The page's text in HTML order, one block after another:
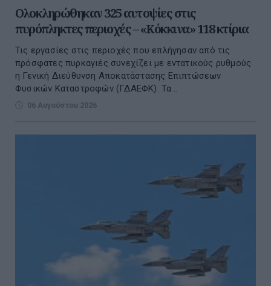
Ολοκληρώθηκαν 325 αυτοψίες στις
πυρόπληκτες περιοχές – «Κόκκινα» 118 κτίρια
Τις εργασίες στις περιοχές που επλήγησαν από τις
πρόσφατες πυρκαγιές συνεχίζει με εντατικούς ρυθμούς
η Γενική Διεύθυνση Αποκατάστασης Επιπτώσεων
Φυσικών Καταστροφών (ΓΔΑΕΦΚ). Τα...
06 Αυγούστου 2026